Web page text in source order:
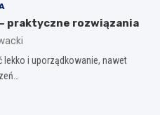
praktyczne rozwiązania
lekko i uporządkowanie, nawet